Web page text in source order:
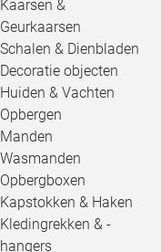
Kaarsen &
Geurkaarsen
Schalen & Dienbladen
Decoratie objecten
Huiden & Vachten
Opbergen
Manden
Wasmanden
Opbergboxen
Kapstokken & Haken
Kledingrekken & -
hangers